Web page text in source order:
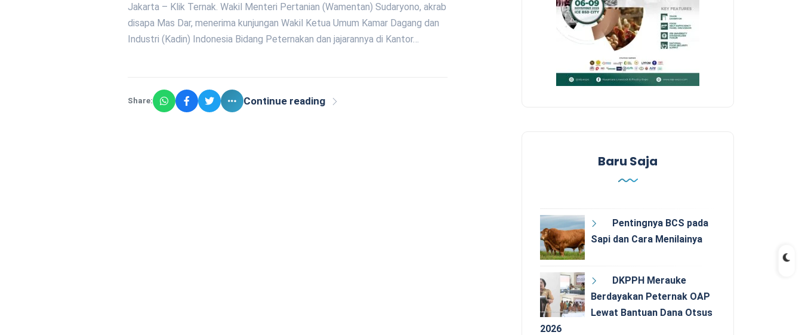
Jakarta – Klik Ternak. Wakil Menteri Pertanian (Wamentan) Sudaryono, akrab
disapa Mas Dar, menerima kunjungan Wakil Ketua Umum Kamar Dagang dan
Industri (Kadin) Indonesia Bidang Peternakan dan jajarannya di Kantor…
Share: Continue reading
Baru Saja
Pentingnya BCS pada
Sapi dan Cara Menilainya
DKPPH Merauke
Berdayakan Peternak OAP
Lewat Bantuan Dana Otsus
2026